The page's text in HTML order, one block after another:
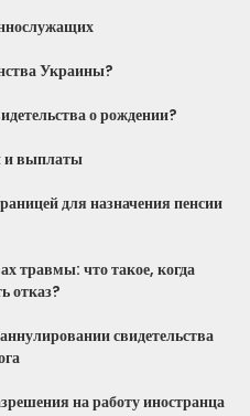
Украины?
о рождении?
и выплаты
для назначения пенсии
травмы: что такое, когда
отказ?
свидетельства
на работу иностранца